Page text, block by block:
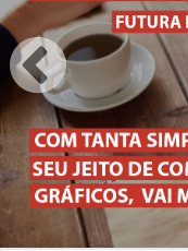
ACESSO
SOBRE NÓS
ORÇAMENTOS
BLOG
CENTRAL DE AJUDA